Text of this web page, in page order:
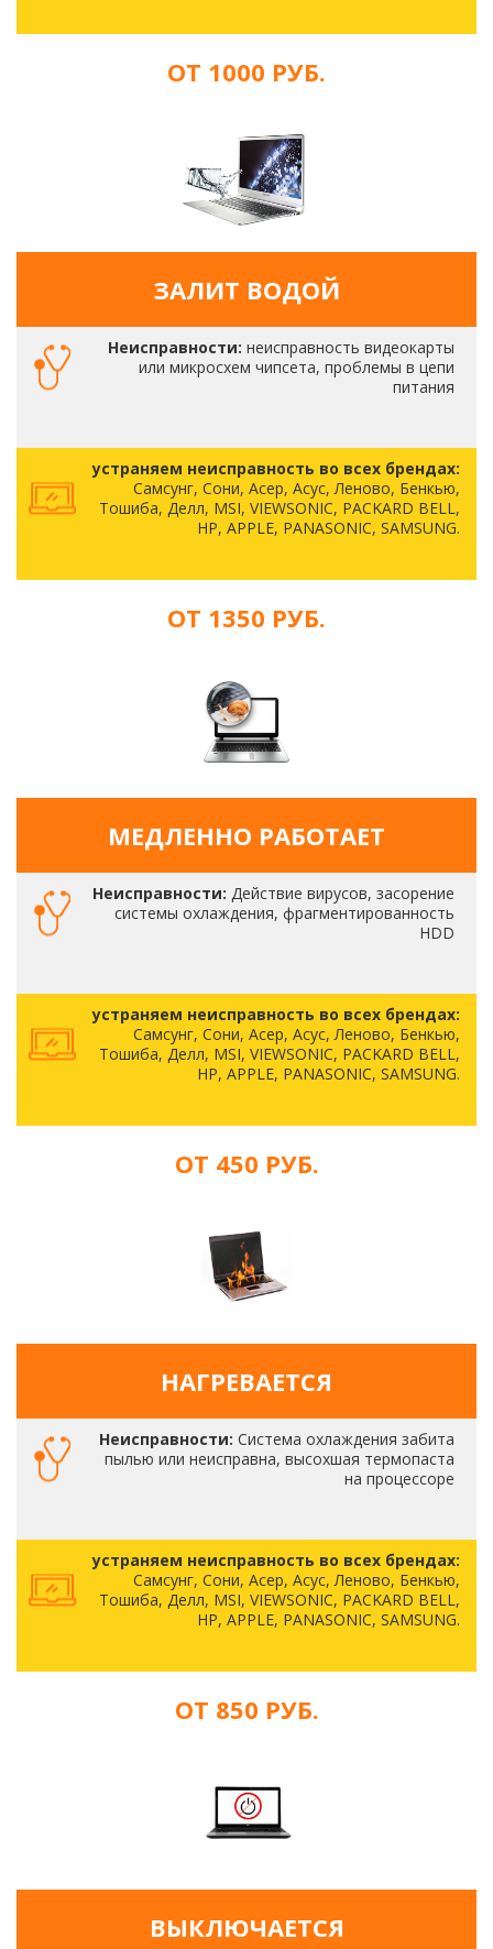
ОТ 1000 РУБ.
ЗАЛИТ ВОДОЙ
Неисправности: неисправность видеокарты
или микросхем чипсета, проблемы в цепи
питания
устраняем неисправность во всех брендах:
Самсунг, Сони, Асер, Асус, Леново, Бенкью,
Тошиба, Делл, MSI, VIEWSONIC, PACKARD BELL,
HP, APPLE, PANASONIC, SAMSUNG.
ОТ 1350 РУБ.
МЕДЛЕННО РАБОТАЕТ
Неисправности: Действие вирусов, засорение
системы охлаждения, фрагментированность
HDD
устраняем неисправность во всех брендах:
Самсунг, Сони, Асер, Асус, Леново, Бенкью,
Тошиба, Делл, MSI, VIEWSONIC, PACKARD BELL,
HP, APPLE, PANASONIC, SAMSUNG.
ОТ 450 РУБ.
НАГРЕВАЕТСЯ
Неисправности: Система охлаждения забита
пылью или неисправна, высохшая термопаста
на процессоре
устраняем неисправность во всех брендах:
Самсунг, Сони, Асер, Асус, Леново, Бенкью,
Тошиба, Делл, MSI, VIEWSONIC, PACKARD BELL,
HP, APPLE, PANASONIC, SAMSUNG.
ОТ 850 РУБ.
ВЫКЛЮЧАЕТСЯ